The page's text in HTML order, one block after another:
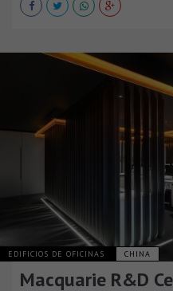
EDIFICIOS DE OFICINAS CHINA
Macquarie R&D